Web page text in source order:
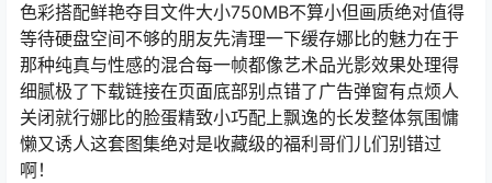
色彩搭配鲜艳夺目文件大小750MB不算小但画质绝对值得
等待硬盘空间不够的朋友先清理一下缓存娜比的魅力在于
那种纯真与性感的混合每一帧都像艺术品光影效果处理得
细腻极了下载链接在页面底部别点错了广告弹窗有点烦人
关闭就行娜比的脸蛋精致小巧配上飘逸的长发整体氛围慵
懒又诱人这套图集绝对是收藏级的福利哥们儿们别错过
啊！